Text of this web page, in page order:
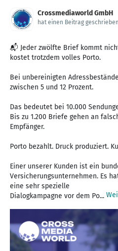
Crossmediaworld GmbH
hat einen Beitrag geschrieben
📬 Jeder zwölfte Brief kommt
kostet trotzdem volles Porto.
Bei unbereinigten
zwischen 5 und 12 Prozent.
Das bedeutet bei 10.000
Bis zu 1.200 Briefe gehen an
Empfänger.
Porto bezahlt. Druck produziert.
Einer unserer Kunden ist ein
Versicherungsunternehmen. Es
eine sehr spezielle
Dialogkampagne vor dem Po...